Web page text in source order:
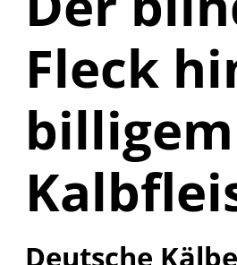
Fleck
billigem
Deutsche